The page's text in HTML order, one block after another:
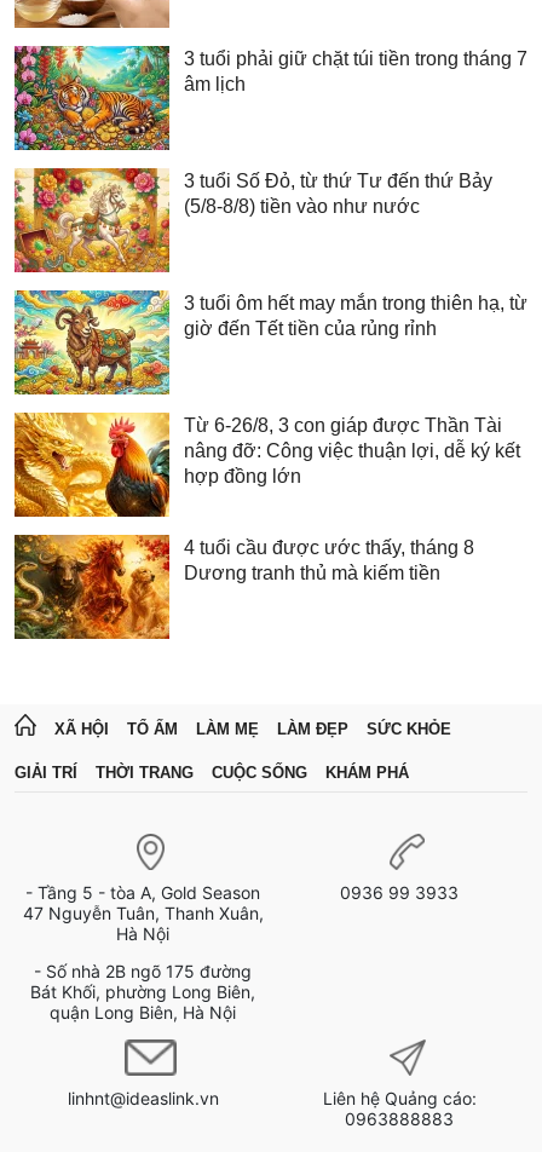
3 tuổi phải giữ chặt túi tiền trong tháng 7
âm lịch
3 tuổi Số Đỏ, từ thứ Tư đến thứ Bảy
(5/8-8/8) tiền vào như nước
3 tuổi ôm hết may mắn trong thiên hạ, từ
giờ đến Tết tiền của rủng rỉnh
Từ 6-26/8, 3 con giáp được Thần Tài
nâng đỡ: Công việc thuận lợi, dễ ký kết
hợp đồng lớn
4 tuổi cầu được ước thấy, tháng 8
Dương tranh thủ mà kiếm tiền
XÃ HỘI TỔ ẤM LÀM MẸ LÀM ĐẸP SỨC KHỎE
GIẢI TRÍ THỜI TRANG CUỘC SỐNG KHÁM PHÁ
- Tầng 5 - tòa A, Gold Season
47 Nguyễn Tuân, Thanh Xuân,
Hà Nội
- Số nhà 2B ngõ 175 đường
Bát Khối, phường Long Biên,
quận Long Biên, Hà Nội
0936 99 3933
linhnt@ideaslink.vn
Liên hệ Quảng cáo:
0963888883